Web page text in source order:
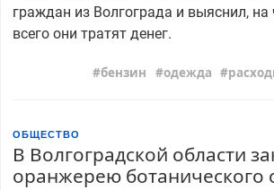
граждан из Волгограда и выяснил,
всего они тратят денег.
бензин одежда
ОБЩЕСТВО
В Волгоградской области
оранжерею ботанического